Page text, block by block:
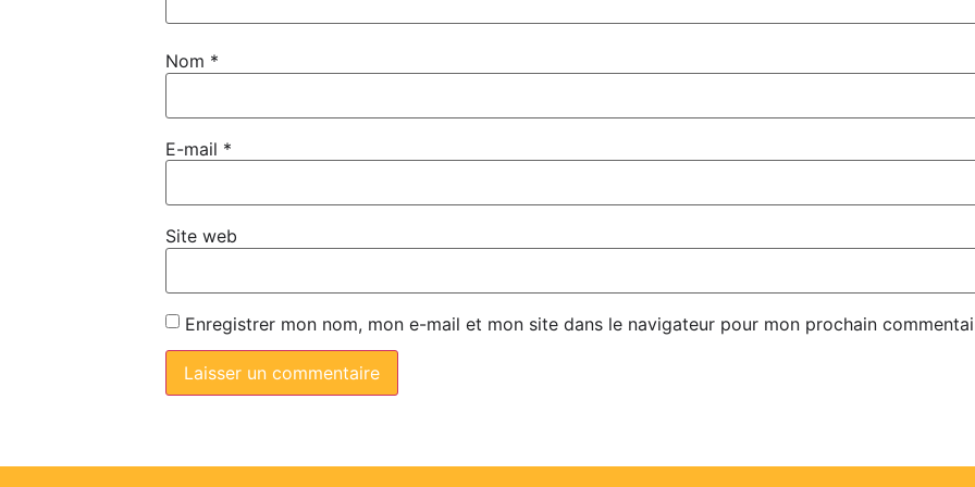
Nom *
E-mail *
Site web
Enregistrer mon nom, mon e-mail et mon site dans le navigateur pour mon prochain